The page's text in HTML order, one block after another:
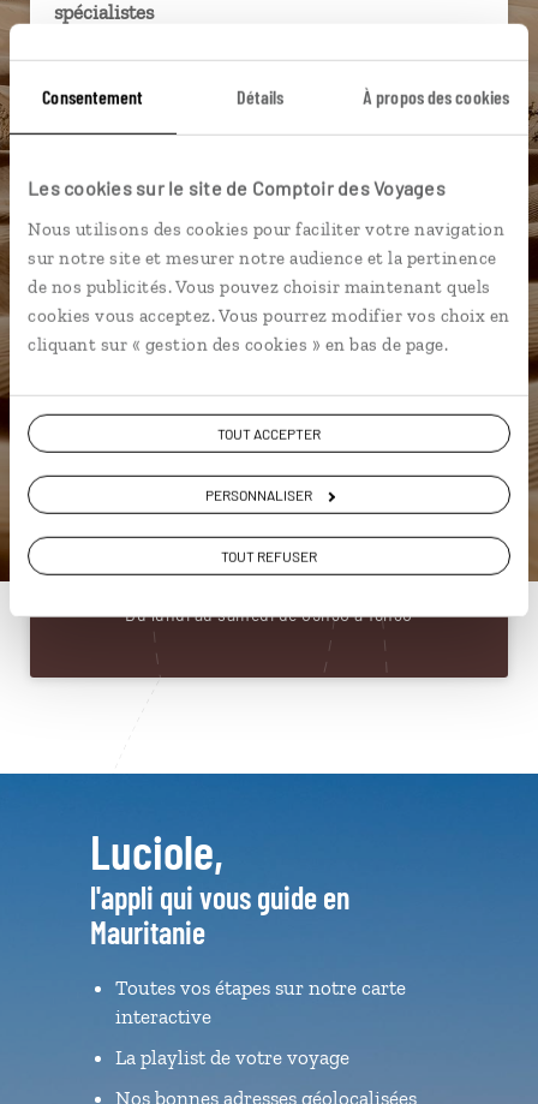
Consentement Détails À propos des cookies
Les cookies sur le site de Comptoir des Voyages
Nous utilisons des cookies pour faciliter votre navigation
sur notre site et mesurer notre audience et la pertinence
de nos publicités. Vous pouvez choisir maintenant quels
cookies vous acceptez. Vous pourrez modifier vos choix en
cliquant sur « gestion des cookies » en bas de page.
TOUT ACCEPTER
PERSONNALISER
TOUT REFUSER
spécialistes
Ils sauront organiser votre itinéraire au plus
près de vos envies et de la réalité du pays.
Échangez en face à face ou depuis nos studios
téléphone.
Vous gardez le même interlocuteur avant,
pendant et après votre voyage.
ou
Construisez votre voyage avec un spécialiste
Mauritanie
01 86 95 65 94
Du lundi au samedi de 09h30 à 18h30
Luciole,
l'appli qui vous guide en
Mauritanie
Toutes vos étapes sur notre carte
interactive
La playlist de votre voyage
Nos bonnes adresses géolocalisées